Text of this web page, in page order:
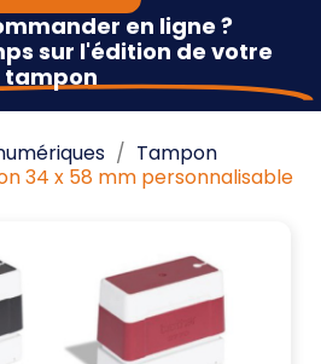
en ligne ?
sur l'édition de votre
tampon
Tampon
34 x 58 mm personnalisable